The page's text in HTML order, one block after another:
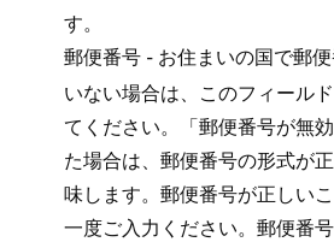
す⁠。
郵便番号 - お住まいの国で郵
いない場合は⁠、このフ⁠ィ⁠ール
てください⁠。「⁠郵便番号が無
た場合は⁠、郵便番号の形式が
味します⁠。郵便番号が正しい
一度ご入力ください⁠。郵便番